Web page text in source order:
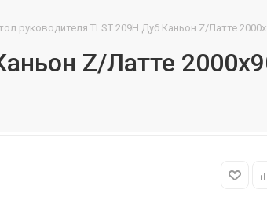
руководителя TLST 209H Дуб Каньон Z/Латте
Z/Латте